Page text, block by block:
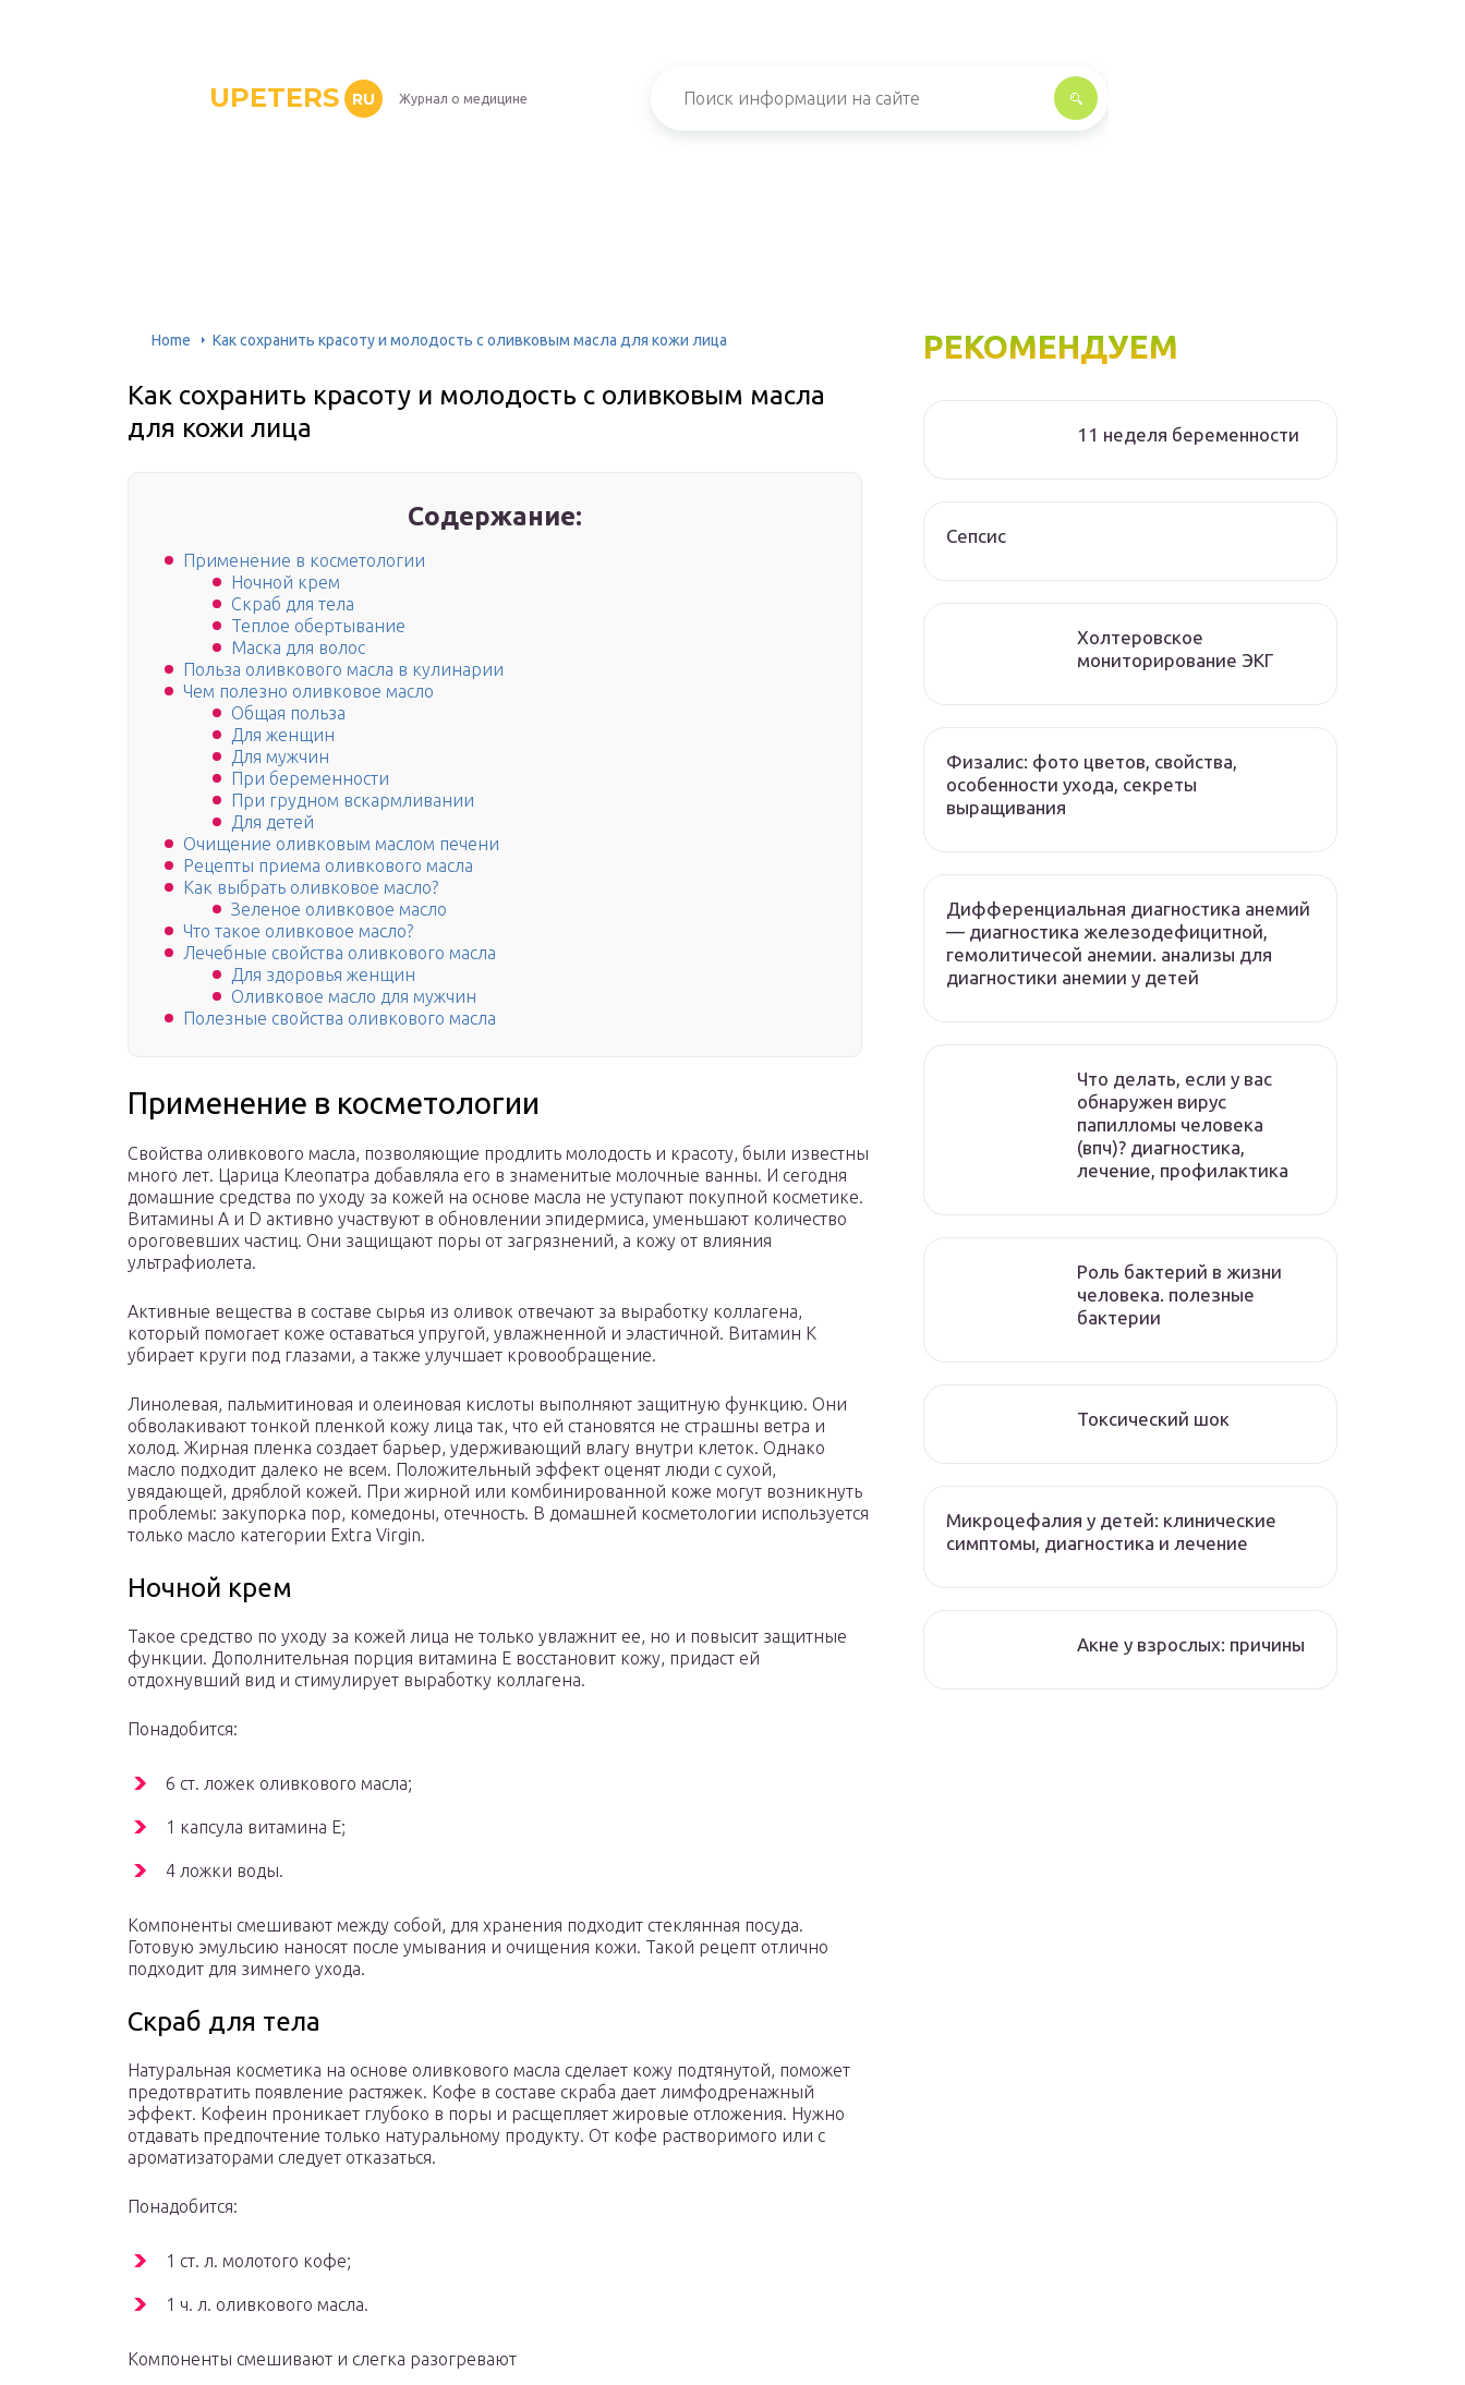
UPETERS RU Журнал о медицине
Home Как сохранить красоту и молодость с оливковым масла для кожи лица
Как сохранить красоту и молодость с оливковым масла
для кожи лица
Содержание:
Применение в косметологии
Ночной крем
Скраб для тела
Теплое обертывание
Маска для волос
Польза оливкового масла в кулинарии
Чем полезно оливковое масло
Общая польза
Для женщин
Для мужчин
При беременности
При грудном вскармливании
Для детей
Очищение оливковым маслом печени
Рецепты приема оливкового масла
Как выбрать оливковое масло?
Зеленое оливковое масло
Что такое оливковое масло?
Лечебные свойства оливкового масла
Для здоровья женщин
Оливковое масло для мужчин
Полезные свойства оливкового масла
Применение в косметологии
Свойства оливкового масла, позволяющие продлить молодость и красоту, были известны
много лет. Царица Клеопатра добавляла его в знаменитые молочные ванны. И сегодня
домашние средства по уходу за кожей на основе масла не уступают покупной косметике.
Витамины A и D активно участвуют в обновлении эпидермиса, уменьшают количество
ороговевших частиц. Они защищают поры от загрязнений, а кожу от влияния
ультрафиолета.
Активные вещества в составе сырья из оливок отвечают за выработку коллагена,
который помогает коже оставаться упругой, увлажненной и эластичной. Витамин K
убирает круги под глазами, а также улучшает кровообращение.
Линолевая, пальмитиновая и олеиновая кислоты выполняют защитную функцию. Они
обволакивают тонкой пленкой кожу лица так, что ей становятся не страшны ветра и
холод. Жирная пленка создает барьер, удерживающий влагу внутри клеток. Однако
масло подходит далеко не всем. Положительный эффект оценят люди с сухой,
увядающей, дряблой кожей. При жирной или комбинированной коже могут возникнуть
проблемы: закупорка пор, комедоны, отечность. В домашней косметологии используется
только масло категории Extra Virgin.
Ночной крем
Такое средство по уходу за кожей лица не только увлажнит ее, но и повысит защитные
функции. Дополнительная порция витамина E восстановит кожу, придаст ей
отдохнувший вид и стимулирует выработку коллагена.
Понадобится:
6 ст. ложек оливкового масла;
1 капсула витамина E;
4 ложки воды.
Компоненты смешивают между собой, для хранения подходит стеклянная посуда.
Готовую эмульсию наносят после умывания и очищения кожи. Такой рецепт отлично
подходит для зимнего ухода.
Скраб для тела
Натуральная косметика на основе оливкового масла сделает кожу подтянутой, поможет
предотвратить появление растяжек. Кофе в составе скраба дает лимфодренажный
эффект. Кофеин проникает глубоко в поры и расщепляет жировые отложения. Нужно
отдавать предпочтение только натуральному продукту. От кофе растворимого или с
ароматизаторами следует отказаться.
Понадобится:
1 ст. л. молотого кофе;
1 ч. л. оливкового масла.
Компоненты смешивают и слегка разогревают
РЕКОМЕНДУЕМ
11 неделя беременности
Сепсис
Холтеровское
мониторирование ЭКГ
Физалис: фото цветов, свойства,
особенности ухода, секреты
выращивания
Дифференциальная диагностика анемий
— диагностика железодефицитной,
гемолитичесой анемии. анализы для
диагностики анемии у детей
Что делать, если у вас
обнаружен вирус
папилломы человека
(впч)? диагностика,
лечение, профилактика
Роль бактерий в жизни
человека. полезные
бактерии
Токсический шок
Микроцефалия у детей: клинические
симптомы, диагностика и лечение
Акне у взрослых: причины